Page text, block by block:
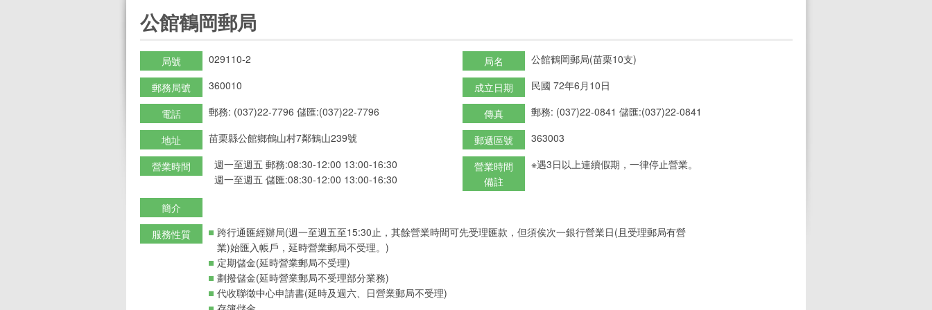
公館鶴岡郵局
局號 029110-2 局名 公館鶴岡郵局(苗栗10支)
郵務局號 360010 成立日期 民國 72年6月10日
電話 郵務: (037)22-7796 儲匯:(037)22-7796 傳真 郵務: (037)22-0841 儲匯:(037)22-0841
地址 苗栗縣公館鄉鶴山村7鄰鶴山239號 郵遞區號 363003
營業時間
週一至週五 郵務:08:30-12:00 13:00-16:30
週一至週五 儲匯:08:30-12:00 13:00-16:30
營業時間
備註
※遇3日以上連續假期，一律停止營業。
簡介
服務性質
跨行通匯經辦局(週一至週五至15:30止，其餘營業時間可先受理匯款，但須俟次一銀行營業日(且受理郵局有營
業)始匯入帳戶，延時營業郵局不受理。)
定期儲金(延時營業郵局不受理)
劃撥儲金(延時營業郵局不受理部分業務)
代收聯徵中心申請書(延時及週六、日營業郵局不受理)